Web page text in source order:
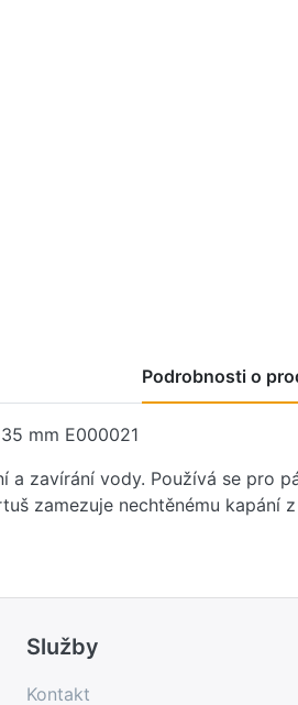
Podrobnosti o
mm E000021
a zavírání vody. Používá se pro
zamezuje nechtěnému kapání
Služby
Kontakt